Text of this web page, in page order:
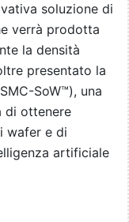
soluzione di
verrà prodotta
la densità
presentato la
SoW™), una
di ottenere
wafer e di
artificiale